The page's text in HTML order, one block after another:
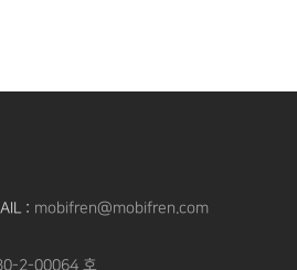
: mobifren@mobifren.com
2-00064 호​